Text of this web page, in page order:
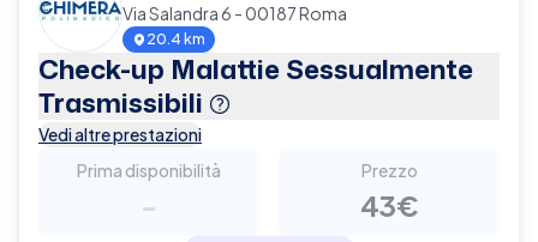
Via Salandra 6 - 00187 Roma
20.4 km
Check-up Malattie Sessualmente
Trasmissibili
Vedi altre prestazioni
Prima disponibilità
-
Prezzo
43€